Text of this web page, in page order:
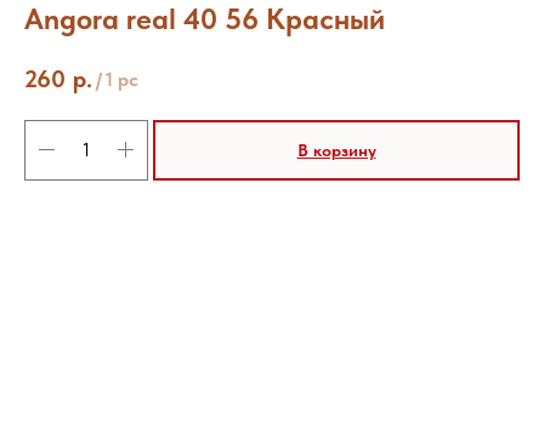
Angora real 40 56 Красный
260 р. /1 pc
В корзину